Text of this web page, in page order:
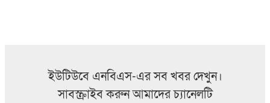
ইউটিউবে এনবিএস-এর সব খবর দেখুন।
সাবস্ক্রাইব করুন আমাদের চ্যানেলটি